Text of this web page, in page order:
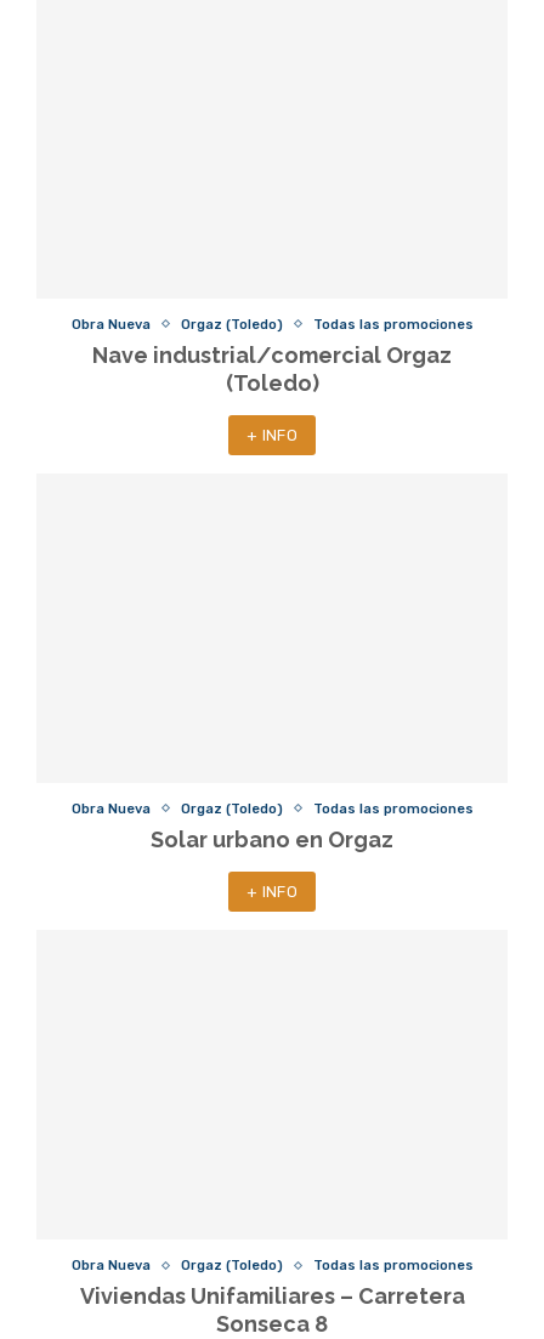
Obra Nueva Orgaz (Toledo) Todas las promociones
Nave industrial/comercial Orgaz
(Toledo)
+ INFO
Obra Nueva Orgaz (Toledo) Todas las promociones
Solar urbano en Orgaz
+ INFO
Obra Nueva Orgaz (Toledo) Todas las promociones
Viviendas Unifamiliares – Carretera
Sonseca 8